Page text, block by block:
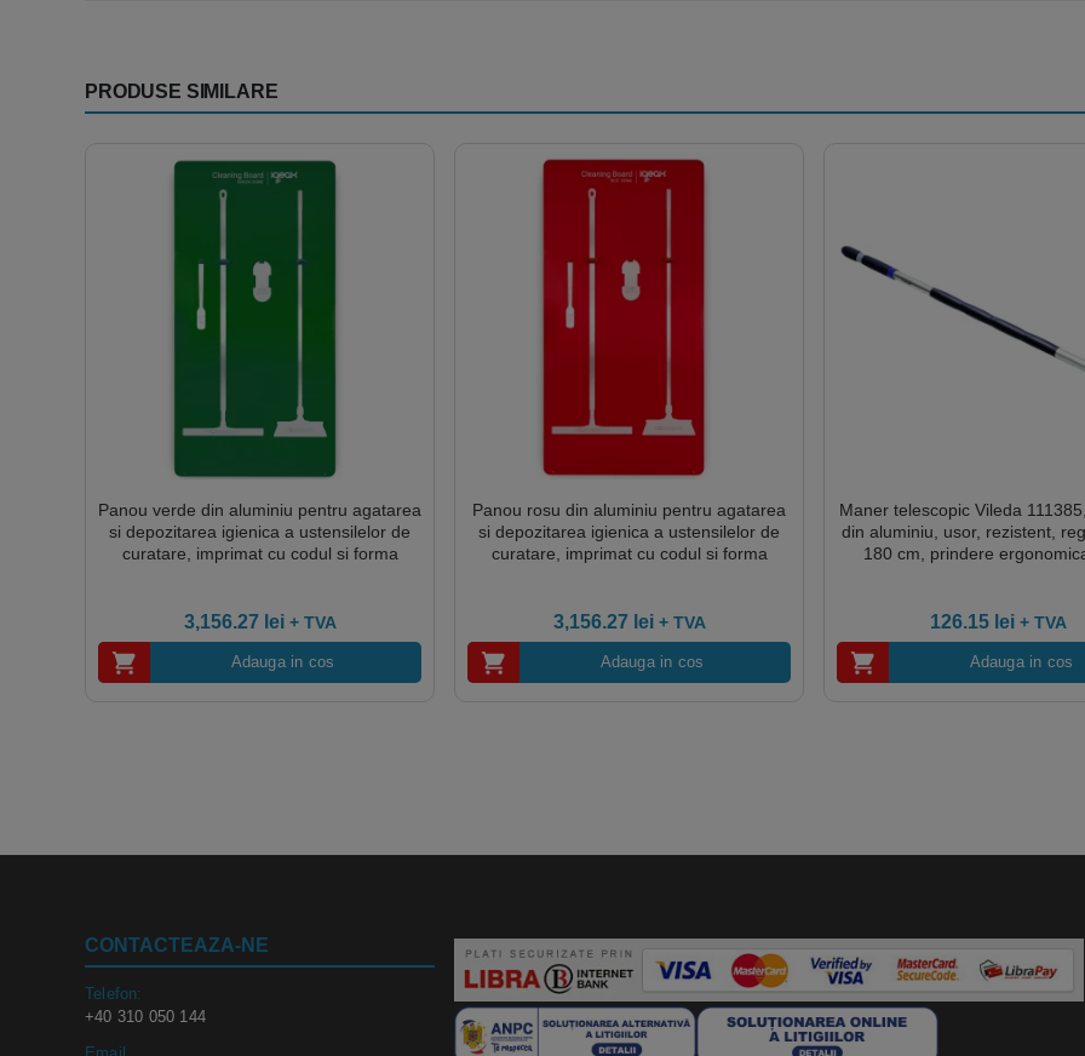
PRODUSE SIMILARE
Panou verde din aluminiu pentru agatarea
si depozitarea igienica a ustensilelor de
curatare, imprimat cu codul si forma
3,156.27 lei + TVA
Adauga in cos
Panou rosu din aluminiu pentru agatarea
si depozitarea igienica a ustensilelor de
curatare, imprimat cu codul si forma
3,156.27 lei + TVA
Adauga in cos
Maner telescopic Vileda
din aluminiu, usor, rezistent,
180 cm, prindere
126.15 lei + TVA
Adauga in cos
CONTACTEAZA-NE
Telefon:
+40 310 050 144